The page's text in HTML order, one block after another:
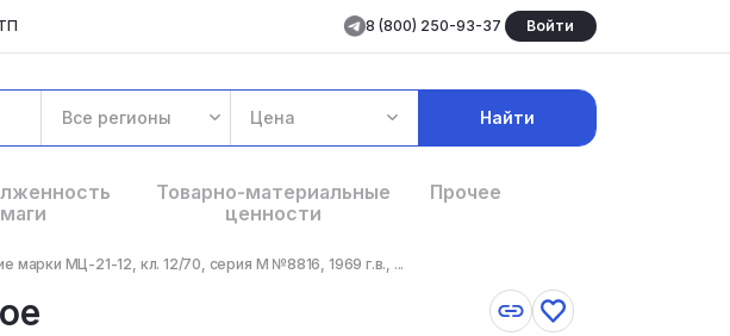
8 (800) 250-93-37 Войти
Все регионы Цена Найти
Товарно-материальные
ценности
Прочее
марки МЦ-21-12, кл. 12/70, серия М №8816, 1969 г.в., ...